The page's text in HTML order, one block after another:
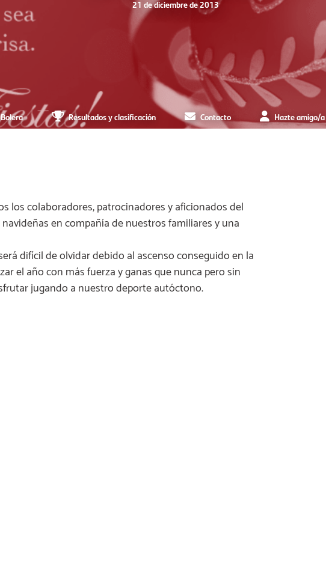
21 de diciembre de 2013
Bolera Resultados y clasificación Contacto Hazte amigo/a
los colaboradores, patrocinadores y aficionados del
en compañía de nuestros familiares y una
difícil de olvidar debido al ascenso conseguido en la
el año con más fuerza y ganas que nunca pero sin
jugando a nuestro deporte autóctono.